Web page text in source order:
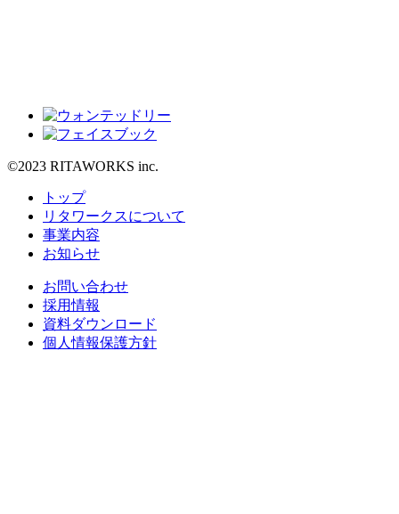
©2023 RITAWORKS inc.
トップ
リタワークスについて
事業内容
お知らせ
お問い合わせ
採用情報
資料ダウンロード
個人情報保護方針